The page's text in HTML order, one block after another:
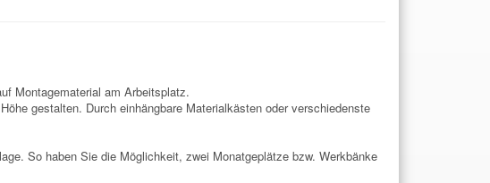
Montagematerial am Arbeitsplatz.
gestalten. Durch einhängbare Materialkästen oder verschiedenste
So haben Sie die Möglichkeit, zwei Monatgeplätze bzw. Werkbänke